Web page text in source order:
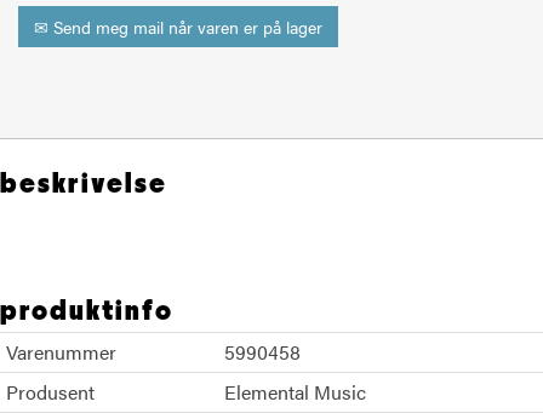
✉ Send meg mail når varen er på lager
beskrivelse
produktinfo
Varenummer
5990458
Produsent
Elemental Music